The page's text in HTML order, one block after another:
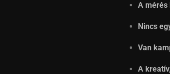
A mérés
Nincs
Van
A